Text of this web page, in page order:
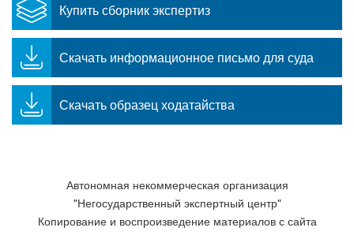
Купить сборник экспертиз
Скачать информационное письмо для суда
Скачать образец ходатайства
Автономная некоммерческая организация
"Негосударственный экспертный центр"
Копирование и воспроизведение материалов с сайта